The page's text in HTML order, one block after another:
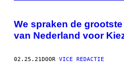
We spraken de
van Nederland voor
02.25.21DOOR VICE REDACTIE